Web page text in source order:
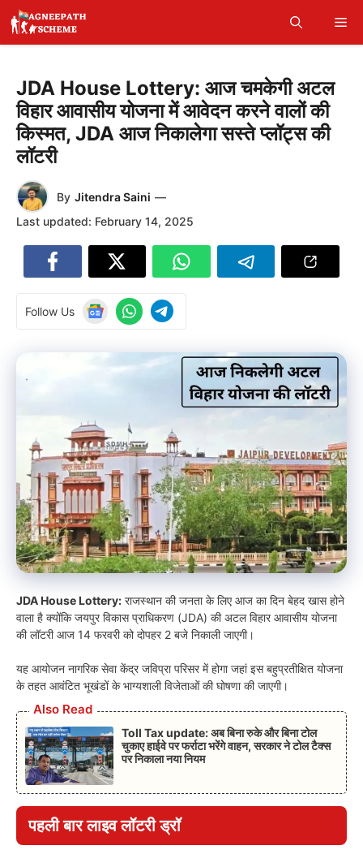
Skip
content
JDA House Lottery: आज चमकेगी अटल
विहार आवासीय योजना में आवेदन करने वालों की
किस्मत, JDA आज निकालेगा सस्ते प्लॉट्स की
लॉटरी
By Jitendra Saini —
Last updated: February 14, 2025
Follow Us
JDA House Lottery: राजस्थान की जनता के लिए आज का दिन बेहद खास होने
वाला है क्योंकि जयपुर विकास प्राधिकरण (JDA) की अटल विहार आवासीय योजना
की लॉटरी आज 14 फरवरी को दोपहर 2 बजे निकाली जाएगी।
यह आयोजन नागरिक सेवा केंद्र जविप्रा परिसर में होगा जहां इस बहुप्रतीक्षित योजना
के तहत आवंटित भूखंडों के भाग्यशाली विजेताओं की घोषणा की जाएगी।
Also Read
Toll Tax update: अब बिना रुके और बिना टोल
चुकाए हाईवे पर फर्राटा भरेंगे वाहन, सरकार ने टोल टैक्स
पर निकाला नया नियम
पहली बार लाइव लॉटरी ड्रॉ